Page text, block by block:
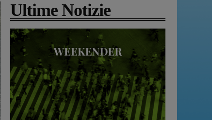
Ultime Notizie